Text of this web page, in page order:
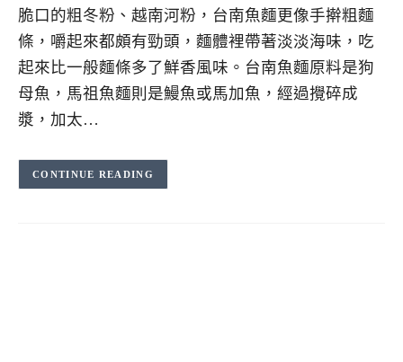
脆口的粗冬粉、越南河粉，台南魚麵更像手擀粗麵
條，嚼起來都頗有勁頭，麵體裡帶著淡淡海味，吃
起來比一般麵條多了鮮香風味。台南魚麵原料是狗
母魚，馬祖魚麵則是鰻魚或馬加魚，經過攪碎成
漿，加太…
CONTINUE READING